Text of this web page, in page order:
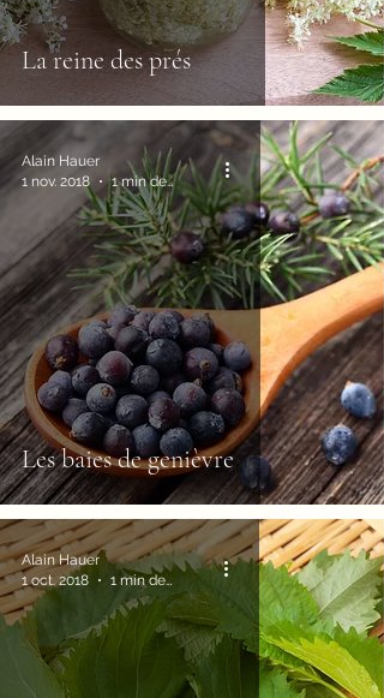
La reine des prés
Les baies de genièvre
Alain Hauer
1 nov. 2018
1 min de lecture
Alain Hauer
1 oct. 2018
1 min de lecture